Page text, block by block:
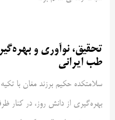
تحقیق، نوآوری و
طب ایرانی
سلامتکده حکیم برزند مغان با
بهره‌گیری از دانش روز، در کنار